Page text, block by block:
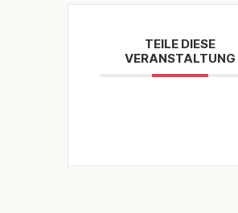
TEILE DIESE
VERANSTALTUNG